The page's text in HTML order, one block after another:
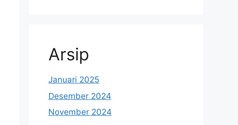
Arsip
Januari 2025
Desember 2024
November 2024